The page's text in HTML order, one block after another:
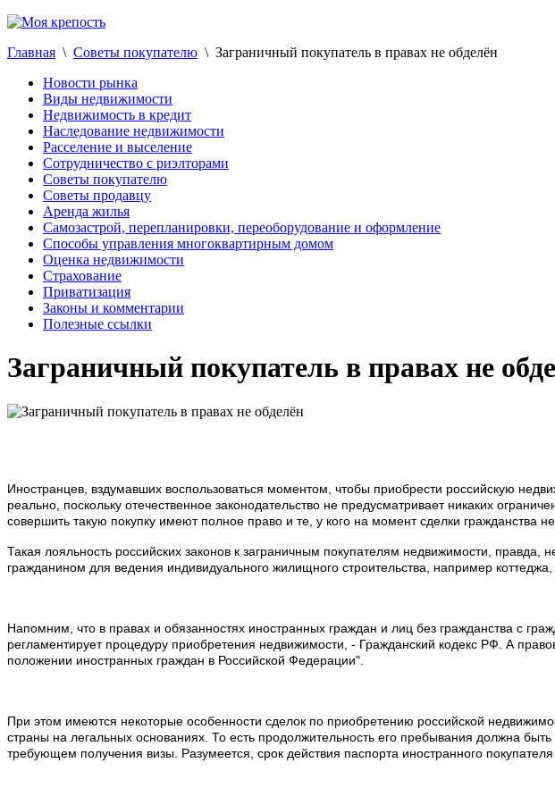
Главная \ Советы покупателю \ Заграничный покупатель в правах не обделён
Новости рынка
Виды недвижимости
Недвижимость в кредит
Наследование недвижимости
Расселение и выселение
Сотрудничество с риэлторами
Советы покупателю
Советы продавцу
Аренда жилья
Самозастрой, перепланировки, переоборудование и оформление
Способы управления многоквартирным домом
Оценка недвижимости
Страхование
Приватизация
Законы и комментарии
Полезные ссылки
Заграничный покупатель в правах не
Иностранцев, вздумавших воспользоваться моментом, чтобы приобрести российскую
реально, поскольку отечественное законодательство не предусматривает никаких
совершить такую покупку имеют полное право и те, у кого на момент сделки гражданства
Такая лояльность российских законов к заграничным покупателям недвижимости,
гражданином для ведения индивидуального жилищного строительства, например
Напомним, что в правах и обязанностях иностранных граждан и лиц без гражданства с
регламентирует процедуру приобретения недвижимости, - Гражданский кодекс РФ. А
положении иностранных граждан в Российской Федерации".
При этом имеются некоторые особенности сделок по приобретению российской
страны на легальных основаниях. То есть продолжительность его пребывания должна
требующем получения визы. Разумеется, срок действия паспорта иностранного